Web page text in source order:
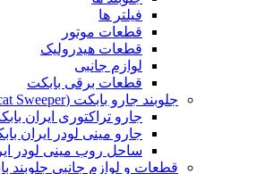
فیلتر ها
قطعات موتور
قطعات هیدرولیک
لوازم جانبی
قطعات برقی بابکت
جلوبند جارو بابکت (Bobcat Sweeper)
جارو تراکتوری ایران
جارو مینی لودر ایران
ساحل روب مینی لودر